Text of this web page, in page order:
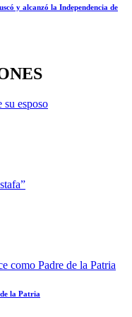
y alcanzó la Independencia de
la Patria